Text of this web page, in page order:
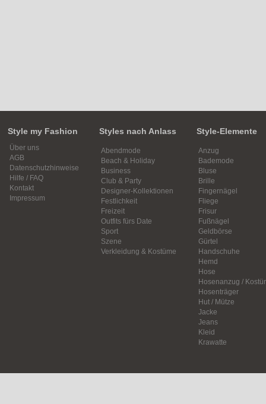
Style my Fashion
Über uns
AGB
Datenschutzhinweise
Hilfe / FAQ
Kontakt
Impressum
Styles nach Anlass
Abendmode
Beach & Holiday
Business
Club & Party
Designer-Kollektionen
Festlichkeit
Freizeit
Outfits fürs Date
Sport
Szene
Verkleidung & Kostüme
Style-Elemente
Anzug
Bademode
Bluse
Brille
Fingernägel
Fliege
Frisur
Fußnägel
Geldbörse
Gürtel
Handschuhe
Hemd
Hose
Hosenanzug /
Hosenträger
Hut / Mütze
Jacke
Jeans
Kleid
Krawatte